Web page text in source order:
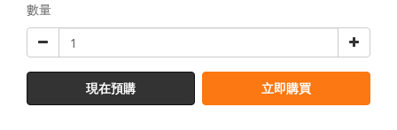
數量
現在預購 立即購買